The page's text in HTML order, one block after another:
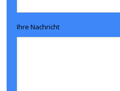
Ihre Nachricht